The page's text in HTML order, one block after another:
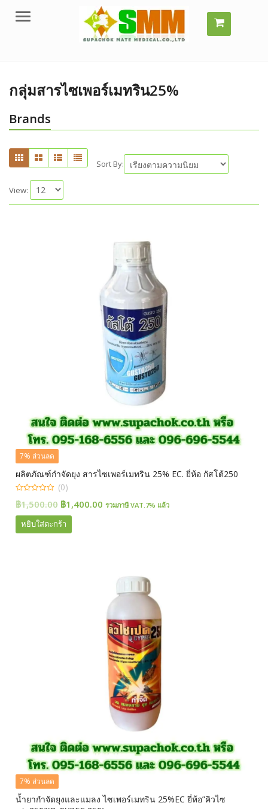
Menu
กลุ่มสารไซเพอร์เมทริน25%
Brands
Sort By:
View:
7% ส่วนลด
ผลิตภัณฑ์กำจัดยุง สารไซเพอร์เมทริน 25% EC. ยี่ห้อ กัสโต้250
out
(0)
฿1,500.00 Original
price
was:
฿1,400.00 Current
รวมภาษี VAT.7% แล้ว
หยิบใส่ตะกร้า
7% ส่วนลด
น้ำยากำจัดยุงและแมลง ไซเพอร์เมทริน 25%EC ยี่ห้อ”คิวไซ